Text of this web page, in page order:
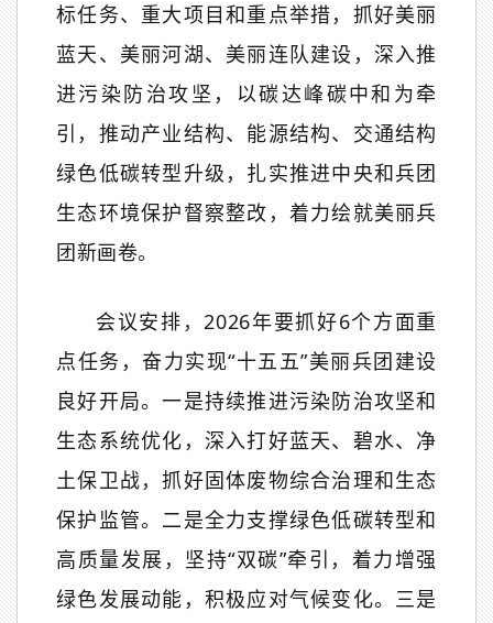
标任务、重大项目和重点举措，抓好美丽
蓝天、美丽河湖、美丽连队建设，深入推
进污染防治攻坚，以碳达峰碳中和为牵
引，推动产业结构、能源结构、交通结构
绿色低碳转型升级，扎实推进中央和兵团
生态环境保护督察整改，着力绘就美丽兵
团新画卷。
会议安排，2026年要抓好6个方面重
点任务，奋力实现“十五五”美丽兵团建设
良好开局。一是持续推进污染防治攻坚和
生态系统优化，深入打好蓝天、碧水、净
土保卫战，抓好固体废物综合治理和生态
保护监管。二是全力支撑绿色低碳转型和
高质量发展，坚持“双碳”牵引，着力增强
绿色发展动能，积极应对气候变化。三是